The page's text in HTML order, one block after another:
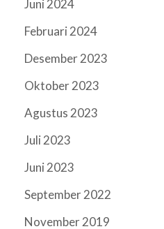
Juni 2024
Februari 2024
Desember 2023
Oktober 2023
Agustus 2023
Juli 2023
Juni 2023
September 2022
November 2019